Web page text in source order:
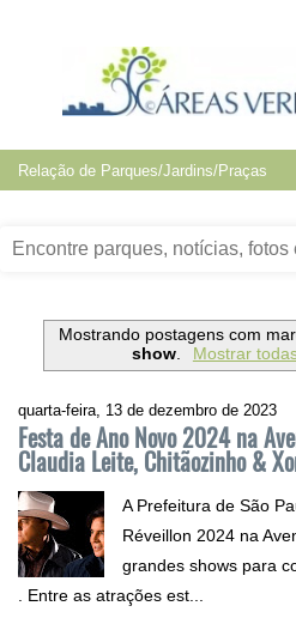
Mostrando postagens com
show. Mostrar
quarta-feira, 13 de dezembro de 2023
Festa de Ano Novo 2024 na
Claudia Leite, Chitãozinho &
A Prefeitura de São
Réveillon 2024 na
grandes shows para
. Entre as atrações est...